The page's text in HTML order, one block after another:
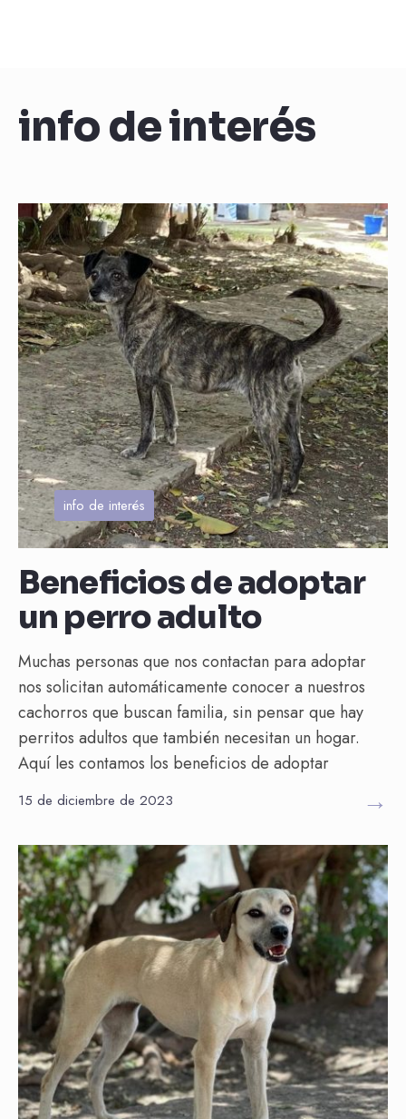
info de interés
info de interés
Beneficios de adoptar
un perro adulto
Muchas personas que nos contactan para adoptar
nos solicitan automáticamente conocer a nuestros
cachorros que buscan familia, sin pensar que hay
perritos adultos que también necesitan un hogar.
Aquí les contamos los beneficios de adoptar
15 de diciembre de 2023 →